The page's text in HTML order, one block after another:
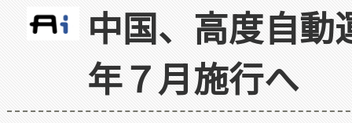
中国、高度自
年７月施行へ